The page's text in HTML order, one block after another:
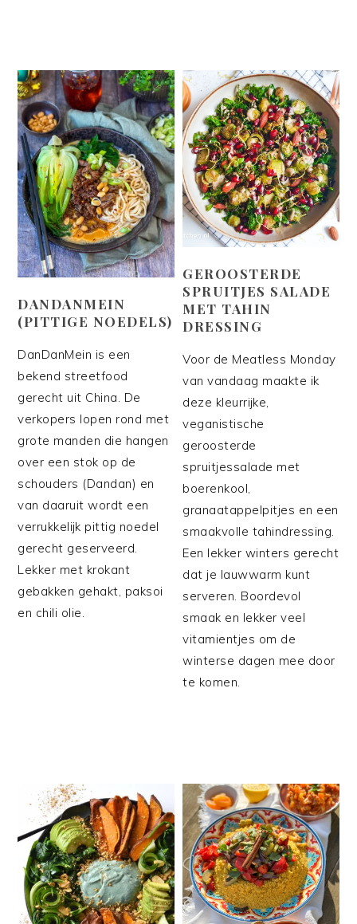
DANDANMEIN
(PITTIGE NOEDELS)
DanDanMein is een
bekend streetfood
gerecht uit China. De
verkopers lopen rond met
grote manden die hangen
over een stok op de
schouders (Dandan) en
van daaruit wordt een
verrukkelijk pittig noedel
gerecht geserveerd.
Lekker met krokant
gebakken gehakt, paksoi
en chili olie.
GEROOSTERDE
SPRUITJES SALADE
MET TAHIN
DRESSING
Voor de Meatless Monday
van vandaag maakte ik
deze kleurrijke,
veganistische
geroosterde
spruitjessalade met
boerenkool,
granaatappelpitjes en een
smaakvolle tahindressing.
Een lekker winters gerecht
dat je lauwwarm kunt
serveren. Boordevol
smaak en lekker veel
vitamientjes om de
winterse dagen mee door
te komen.